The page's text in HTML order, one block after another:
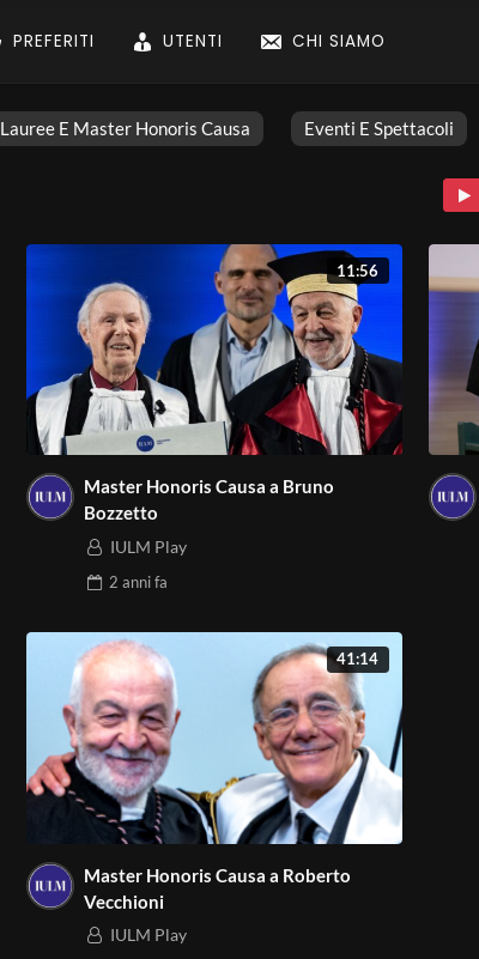
PREFERITI UTENTI CHI SIAMO
Lauree E Master Honoris Causa Eventi E Spettacoli
11:56
Master Honoris Causa a Bruno
Bozzetto
IULM Play
2 annifa
41:14
Master Honoris Causa a Roberto
Vecchioni
IULM Play